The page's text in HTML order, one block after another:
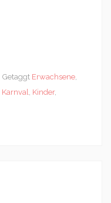
Getaggt Erwachsene,
Karnval, Kinder,